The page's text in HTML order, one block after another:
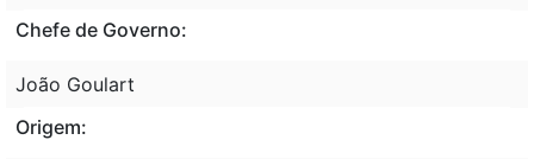
Chefe de Governo:
João Goulart
Origem: